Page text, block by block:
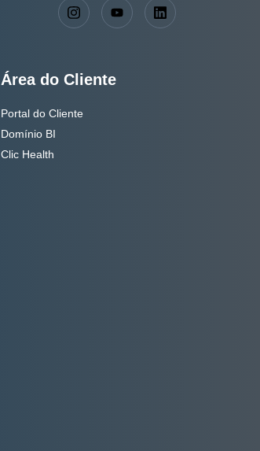
Área do Cliente
Portal do Cliente
Domínio BI
Clic Health